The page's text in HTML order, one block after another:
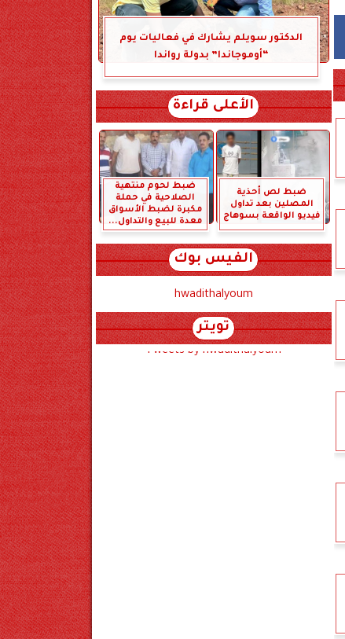
الدكتور سويلم يشارك في فعاليات يوم
“أوموجاندا” بدولة رواندا
الأعلى قراءة
ضبط لص أحذية
المصلين بعد تداول
فيديو الواقعة بسوهاج
ضبط لحوم منتهية
الصلاحية في حملة
مكبرة لضبط الأسواق
معدة للبيع والتداول...
الفيس بوك
hwadithalyoum
تويتر
Tweets by hwadithalyoum